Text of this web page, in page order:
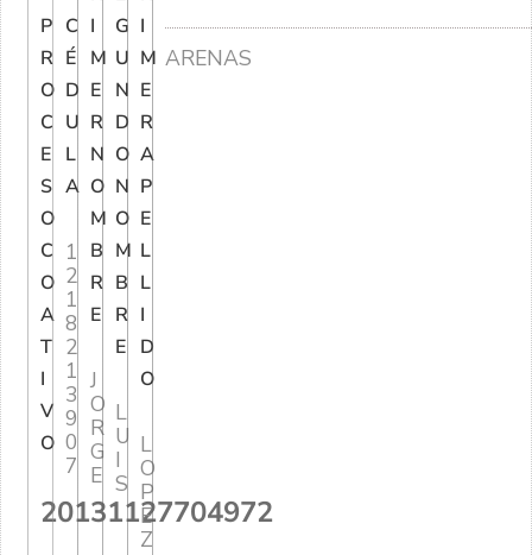
P
R
O
C
E
S
O
C
O
A
T
I
V
O
20131127704972
C
É
D
U
L
A
1
2
1
8
2
1
3
9
0
7
I
M
E
R
N
O
M
B
R
E
J
O
R
G
E
G
U
N
D
O
N
O
M
B
R
E
L
U
I
S
I
M
E
R
A
P
E
L
L
I
D
O
L
O
P
E
Z
ARENAS